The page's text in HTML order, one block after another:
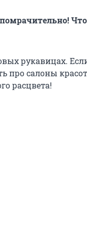
рукавицах.
про салоны
расцвета!